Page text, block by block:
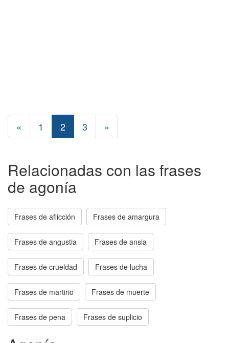
« 1 2 3 »
Relacionadas con las frases
de agonía
Frases de aflicción Frases de amargura
Frases de angustia Frases de ansia
Frases de crueldad Frases de lucha
Frases de martirio Frases de muerte
Frases de pena Frases de suplicio